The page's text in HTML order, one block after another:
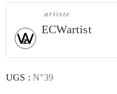
artiste
ECWartist
UGS :N°39